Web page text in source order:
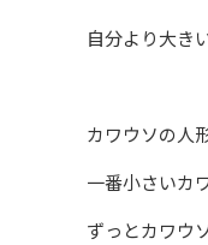
自分より大き
カワウソの人
一番小さいカ
ずっとカワウ